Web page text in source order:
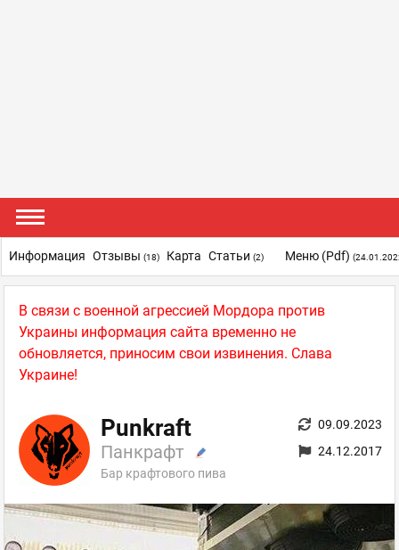
В связи с военной агрессией Мордора против
Украины информация сайта временно не
обновляется, приносим свои извинения. Слава
Украине!
Punkraft
Панкрафт
Бар крафтового пива
09.09.2023
24.12.2017
Информация Отзывы (18) Карта Статьи (2) Меню (pdf)